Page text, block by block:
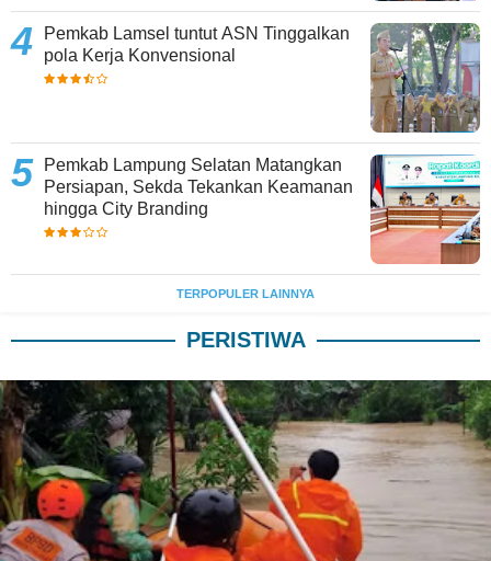
Pemkab Lamsel tuntut ASN Tinggalkan
pola Kerja Konvensional
Pemkab Lampung Selatan Matangkan
Persiapan, Sekda Tekankan Keamanan
hingga City Branding
TERPOPULER LAINNYA
PERISTIWA